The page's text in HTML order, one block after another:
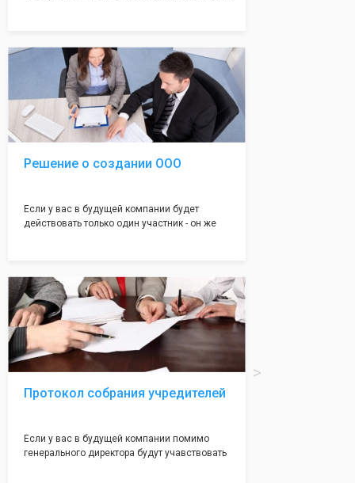
Наша компания предоставит вам свой
уникальный Устав Общества, который
подойдет для любой компании. Устав,
сделанный нашими профессиональными
юристами, успешно проходит регистрацию в
налоговой инспекции!
Решение о создании ООО
Если у вас в будущей компании будет
действовать только один участник - он же
грамотно составят данное заявление, а Вам
нужно будет только поставить подпись на
нём!
Протокол собрания учредителей
Если у вас в будущей компании помимо
генерального директора будут учавствовать